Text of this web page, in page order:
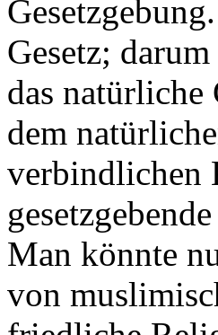
Gesetz;
das natürliche
dem
verbindlichen
Man könnte
von